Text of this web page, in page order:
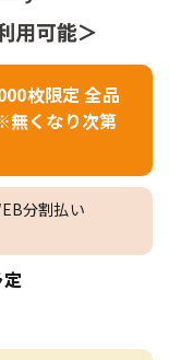
枚限定 全品
無くなり次第
分割払い